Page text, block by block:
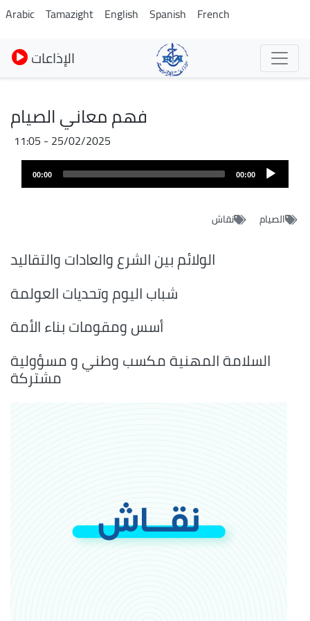
Skip
to
main
content
Arabic Tamazight English Spanish French
الإذاعات
فهم معاني الصيام
25/02/2025 - 11:05
Fichier
audio
00:00
00:00
الصيام نقاش
الولائم بين الشرع والعادات والتقاليد
شباب اليوم وتحديات العولمة
أسس ومقومات بناء الأمة
السلامة المهنية مكسب وطني و مسؤولية
مشتركة